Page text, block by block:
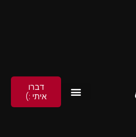
דברו
איתי :)